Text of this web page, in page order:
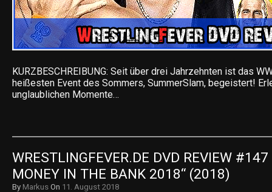
KURZBESCHREIBUNG: Seit über drei Jahrzehnten ist das
heißesten Event des Sommers, SummerSlam, begeistert!
unglaublichen Momente…
WRESTLINGFEVER.DE DVD REVIEW #147
MONEY IN THE BANK 2018“ (2018)
By Markus On 11. August 2018